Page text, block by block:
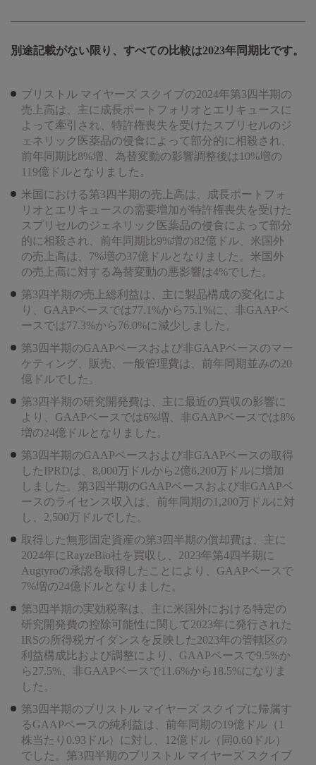
別途記載がない限り、すべての比較は2023年同期比です。
ブリストル マイヤーズ スクイブの2024年第3四半期の
売上高は、主に成長ポートフォリオとエリキュースに
よって牽引され、特許権喪失を受けたスプリセルのジ
ェネリック医薬品の侵食によって部分的に相殺され、
前年同期比8%増、為替変動の影響調整後は10%増の
119億ドルとなりました。
米国における第3四半期の売上高は、成長ポートフォ
リオとエリキュースの需要増加が特許権喪失を受けた
スプリセルのジェネリック医薬品の侵食によって部分
的に相殺され、前年同期比9%増の82億ドル、米国外
の売上高は、7%増の37億ドルとなりました。米国外
の売上高に対する為替変動の悪影響は4%でした。
第3四半期の売上総利益は、主に製品構成の変化によ
り、GAAPベースでは77.1%から75.1%に、非GAAPベ
ースでは77.3%から76.0%に減少しました。
第3四半期のGAAPベースおよび非GAAPベースのマー
ケティング、販売、一般管理費は、前年同期並みの20
億ドルでした。
第3四半期の研究開発費は、主に最近の買収の影響に
より、GAAPベースでは6%増、非GAAPベースでは8%
増の24億ドルとなりました。
第3四半期のGAAPベースおよび非GAAPベースの取得
したIPRDは、8,000万ドルから2億6,200万ドルに増加
しました。第3四半期のGAAPベースおよび非GAAPベ
ースのライセンス収入は、前年同期の1,200万ドルに対
し、2,500万ドルでした。
取得した無形固定資産の第3四半期の償却費は、主に
2024年にRayzeBio社を買収し、2023年第4四半期に
Augtyroの承認を取得したことにより、GAAPベースで
7%増の24億ドルとなりました。
第3四半期の実効税率は、主に米国外における特定の
研究開発費の控除可能性に関して2023年に発行された
IRSの所得税ガイダンスを反映した2023年の管轄区の
利益構成比および調整により、GAAPベースで9.5%か
ら27.5%、非GAAPベースで11.6%から18.5%になりま
した。
第3四半期のブリストル マイヤーズ スクイブに帰属す
るGAAPベースの純利益は、前年同期の19億ドル（1
株当たり0.93ドル）に対し、12億ドル（同0.60ドル）
でした。第3四半期のブリストル マイヤーズ スクイブ